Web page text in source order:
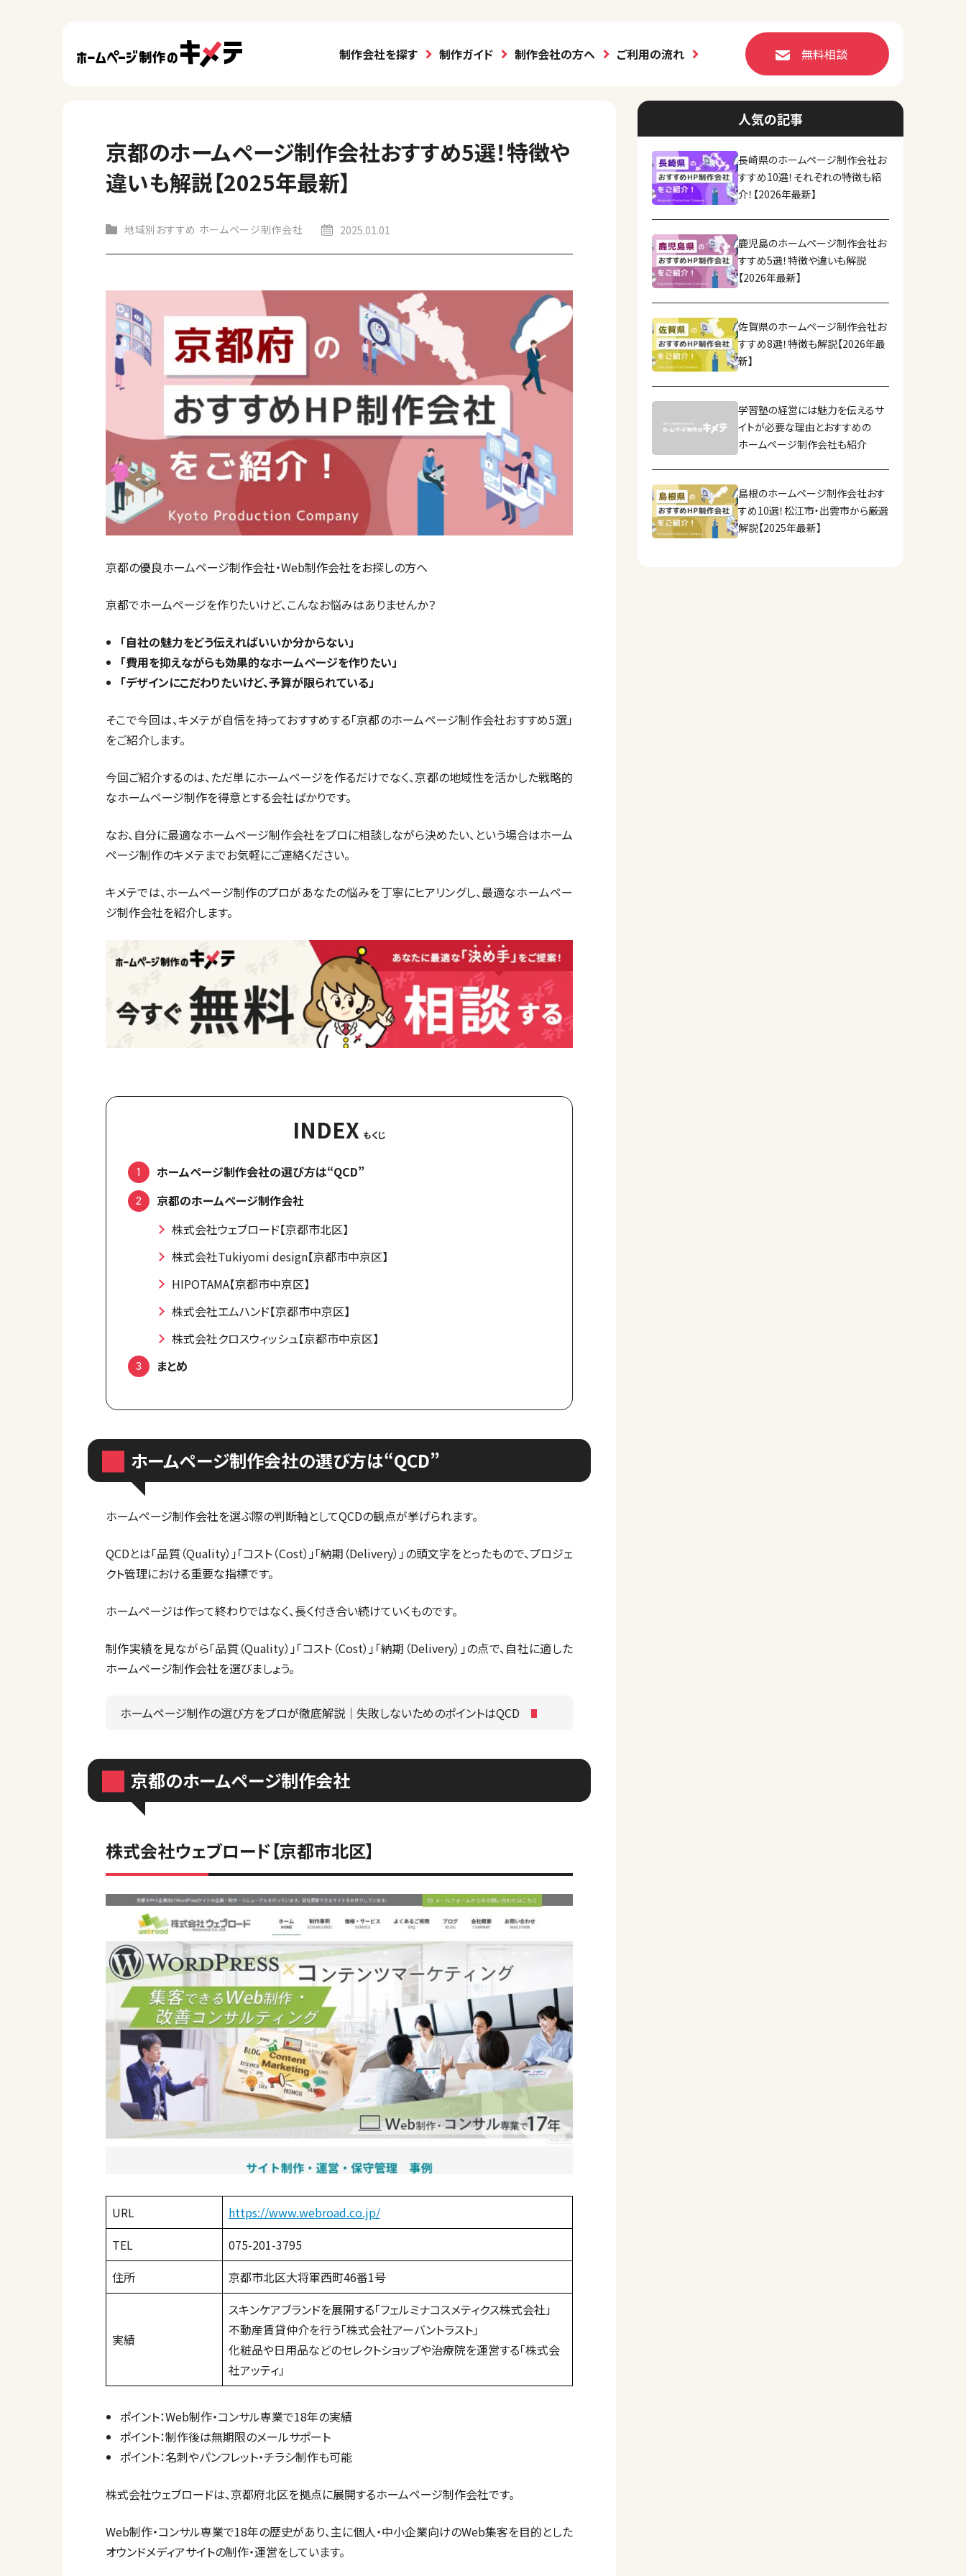
制作会社を探す 制作ガイド 制作会社の方へ ご利用の流れ 無料相談
京都のホームページ制作会社おすすめ5選！特徴や
違いも解説【2025年最新】
地域別おすすめ ホームページ制作会社 2025.01.01
京都の優良ホームページ制作会社・Web制作会社をお探しの方へ
京都でホームページを作りたいけど、こんなお悩みはありませんか？
「自社の魅力をどう伝えればいいか分からない」
「費用を抑えながらも効果的なホームページを作りたい」
「デザインにこだわりたいけど、予算が限られている」
そこで今回は、キメテが自信を持っておすすめする「京都のホームページ制作会社おすすめ5選」
をご紹介します。
今回ご紹介するのは、ただ単にホームページを作るだけでなく、京都の地域性を活かした戦略的
なホームページ制作を得意とする会社ばかりです。
なお、自分に最適なホームページ制作会社をプロに相談しながら決めたい、という場合はホーム
ページ制作のキメテまでお気軽にご連絡ください。
キメテでは、ホームページ制作のプロがあなたの悩みを丁寧にヒアリングし、最適なホームペー
ジ制作会社を紹介します。
INDEX
ホームページ制作会社の選び方は“QCD”
京都のホームページ制作会社
株式会社ウェブロード【京都市北区】
株式会社Tukiyomi design【京都市中京区】
HIPOTAMA【京都市中京区】
株式会社エムハンド【京都市中京区】
株式会社クロスウィッシュ【京都市中京区】
まとめ
ホームページ制作会社の選び方は“QCD”
ホームページ制作会社を選ぶ際の判断軸としてQCDの観点が挙げられます。
QCDとは「品質（Quality）」「コスト（Cost）」「納期（Delivery）」の頭文字をとったもので、プロジェ
クト管理における重要な指標です。
ホームページは作って終わりではなく、長く付き合い続けていくものです。
制作実績を見ながら「品質（Quality）」「コスト（Cost）」「納期（Delivery）」の点で、自社に適した
ホームページ制作会社を選びましょう。
ホームページ制作の選び方をプロが徹底解説｜失敗しないためのポイントはQCD
京都のホームページ制作会社
株式会社ウェブロード【京都市北区】
URL
https://www.webroad.co.jp/
TEL
075-201-3795
住所
京都市北区大将軍西町46番1号
実績
スキンケアブランドを展開する「フェルミナコスメティクス株式会社」
不動産賃貸仲介を行う「株式会社アーバントラスト」
化粧品や日用品などのセレクトショップや治療院を運営する「株式会
社アッティ」
ポイント：Web制作・コンサル専業で18年の実績
ポイント：制作後は無期限のメールサポート
ポイント：名刺やパンフレット・チラシ制作も可能
株式会社ウェブロードは、京都府北区を拠点に展開するホームページ制作会社です。
Web制作・コンサル専業で18年の歴史があり、主に個人・中小企業向けのWeb集客を目的とした
オウンドメディアサイトの制作・運営をしています。
人気の記事
長崎県のホームページ制作会社お
すすめ10選！それぞれの特徴も紹
介！【2026年最新】
鹿児島のホームページ制作会社お
すすめ5選！特徴や違いも解説
【2026年最新】
佐賀県のホームページ制作会社お
すすめ8選！特徴も解説【2026年最
新】
学習塾の経営には魅力を伝えるサ
イトが必要な理由とおすすめの
ホームページ制作会社も紹介
島根のホームページ制作会社おす
すめ10選！松江市・出雲市から厳選
解説【2025年最新】